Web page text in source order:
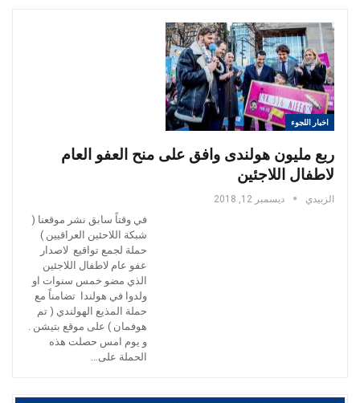
اخبار اللجوء
ربع مليون هولندى وافق على منح العفو العام
لاطفال اللاجئين
الزبيدي ديسمبر 12, 2018
في وقتاً سابق نشر موقعنا (
شبكة اللاحئين العراقيين )
حملة لجمع تواقيع لاصدار
عفو عام لاطفال اللاجئين
الذي مضو خمس سنوات او
ولدوا في هولندا تضامناً مع
حملة المذيع الهولندي ( تم
هوفمان ) على موقع بتيشن .
و يوم امس حصلت هذه
الحملة على